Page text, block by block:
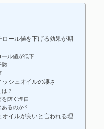
ール値を下げる効果が期
ール値が低下
防
シュオイルの凄さ
？
を防ぐ理由
るのか？
イルが良いと言われる理